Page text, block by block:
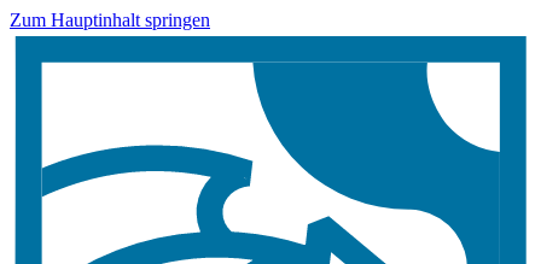
Zum Hauptinhalt springen